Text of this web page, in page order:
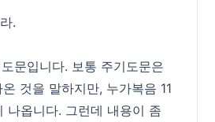
.
문입니다. 보통 주기도문은
것을 말하지만, 누가복음 11
나옵니다. 그런데 내용이 좀